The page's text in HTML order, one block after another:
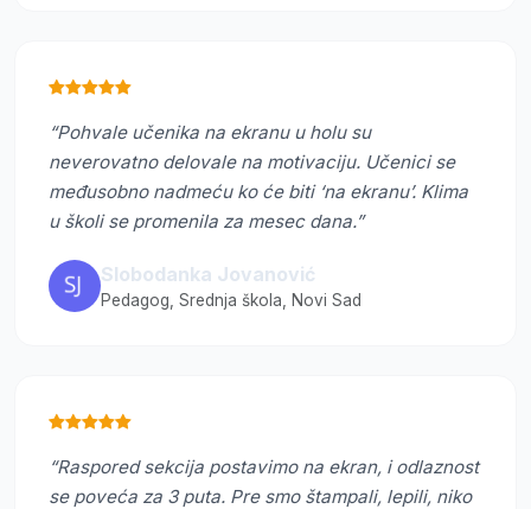
“Pohvale učenika na ekranu u holu su
neverovatno delovale na motivaciju. Učenici se
međusobno nadmeću ko će biti ‘na ekranu’. Klima
u školi se promenila za mesec dana.”
Slobodanka Jovanović
Pedagog, Srednja škola, Novi Sad
“Raspored sekcija postavimo na ekran, i odlaznost
se poveća za 3 puta. Pre smo štampali, lepili, niko